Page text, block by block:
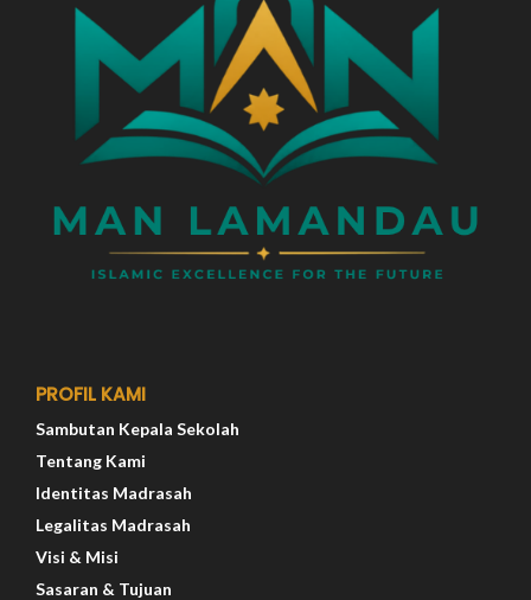
PROFIL KAMI
Sambutan Kepala Sekolah
Tentang Kami
Identitas Madrasah
Legalitas Madrasah
Visi & Misi
Sasaran & Tujuan